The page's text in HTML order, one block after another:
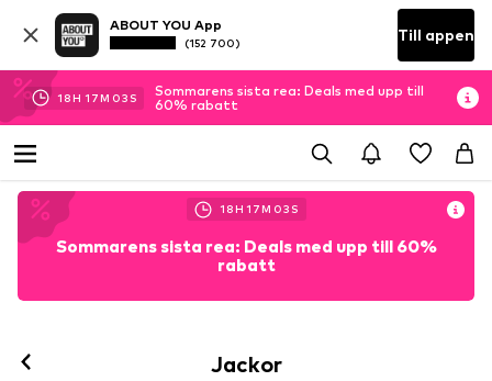
ABOUT YOU App
(152 700) Till appen
18H 17M 00 S
Sommarens sista rea: Deals med upp till
60% rabatt
18H 17M 00 S
Sommarens sista rea: Deals med upp till 60%
rabatt
Jackor